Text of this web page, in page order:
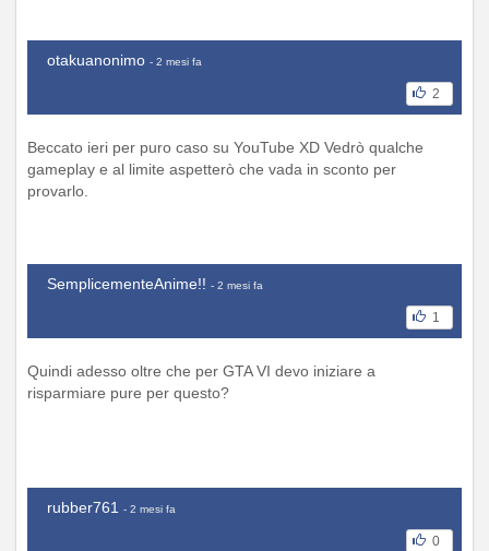
otakuanonimo - 2 mesi fa
2
Beccato ieri per puro caso su YouTube XD Vedrò qualche
gameplay e al limite aspetterò che vada in sconto per
provarlo.
SemplicementeAnime!! - 2 mesi fa
1
Quindi adesso oltre che per GTA VI devo iniziare a
risparmiare pure per questo?
rubber761 - 2 mesi fa
0